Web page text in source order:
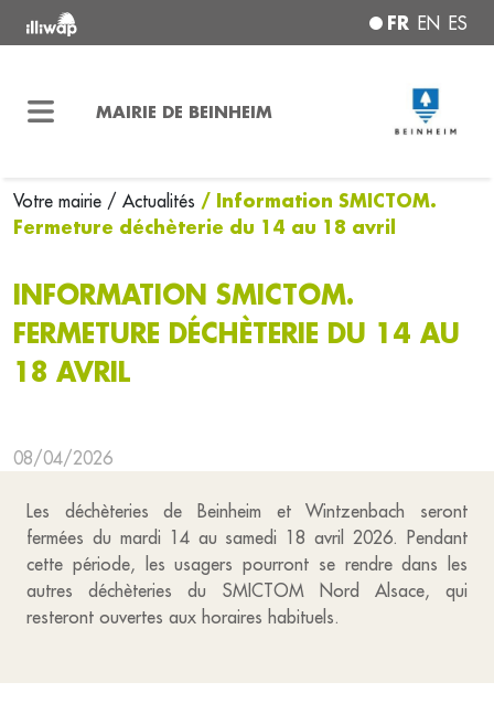
FR EN ES
MAIRIE DE BEINHEIM
Votre mairie / Actualités / Information SMICTOM.
Fermeture déchèterie du 14 au 18 avril
INFORMATION SMICTOM.
FERMETURE DÉCHÈTERIE DU 14 AU
18 AVRIL
08/04/2026
Les déchèteries de Beinheim et Wintzenbach seront
fermées du mardi 14 au samedi 18 avril 2026. Pendant
cette période, les usagers pourront se rendre dans les
autres déchèteries du SMICTOM Nord Alsace, qui
resteront ouvertes aux horaires habituels.